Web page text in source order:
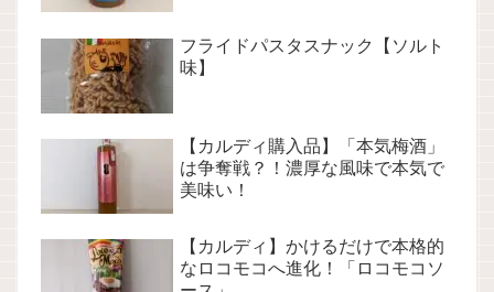
フライドパスタスナック【ソルト
味】
【カルディ購入品】「本気梅酒」
は争奪戦？！濃厚な風味で本気で
美味い！
【カルディ】かけるだけで本格的
なロコモコへ進化！「ロコモコソ